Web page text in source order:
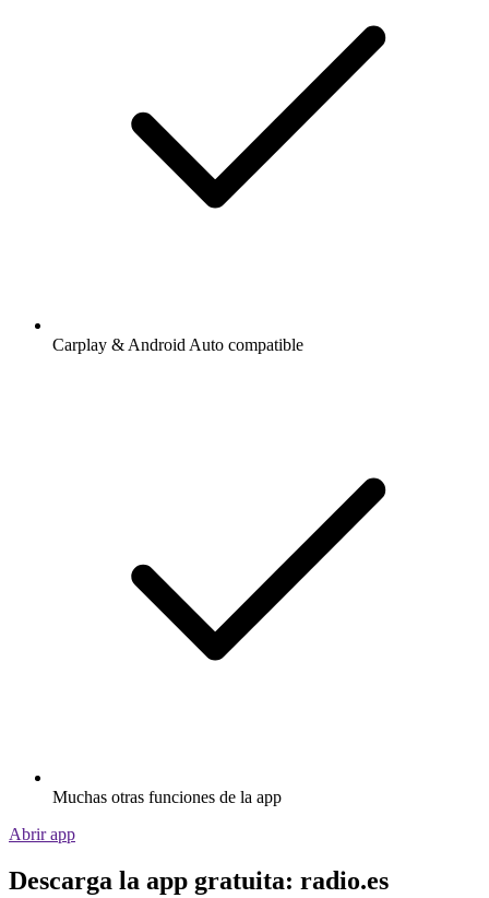
Carplay & Android Auto compatible
Muchas otras funciones de la app
Abrir app
Descarga la app gratuita: radio.es